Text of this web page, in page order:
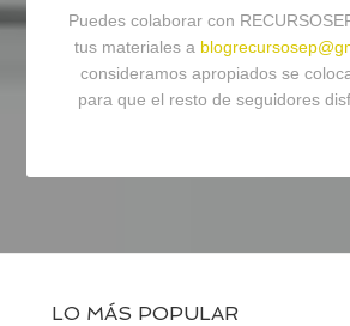
Puedes colaborar con
tus materiales a
consideramos apropiados se
para que el resto de seguidores
LO MÁS POPULAR